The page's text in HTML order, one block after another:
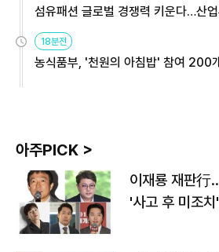
섬유패션 글로벌 경쟁력 키운다…산
원
18분전
농식품부, '천원의 아침밥' 참여 200
아주PICK >
이재룡 재판行
'사고 후 미조치